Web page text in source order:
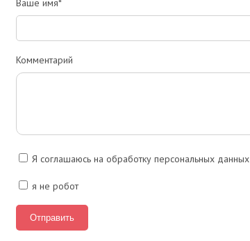
Ваше имя*
Комментарий
Я соглашаюсь на обработку персональных данных
я не робот